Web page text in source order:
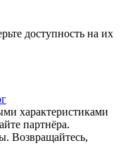
доступность на их
характеристиками
партнёра.
Возвращайтесь,